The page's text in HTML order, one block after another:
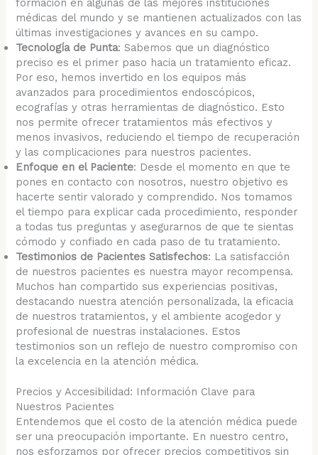
formación en algunas de las mejores instituciones
médicas del mundo y se mantienen actualizados con las
últimas investigaciones y avances en su campo.
Tecnología de Punta: Sabemos que un diagnóstico
preciso es el primer paso hacia un tratamiento eficaz.
Por eso, hemos invertido en los equipos más
avanzados para procedimientos endoscópicos,
ecografías y otras herramientas de diagnóstico. Esto
nos permite ofrecer tratamientos más efectivos y
menos invasivos, reduciendo el tiempo de recuperación
y las complicaciones para nuestros pacientes.
Enfoque en el Paciente: Desde el momento en que te
pones en contacto con nosotros, nuestro objetivo es
hacerte sentir valorado y comprendido. Nos tomamos
el tiempo para explicar cada procedimiento, responder
a todas tus preguntas y asegurarnos de que te sientas
cómodo y confiado en cada paso de tu tratamiento.
Testimonios de Pacientes Satisfechos: La satisfacción
de nuestros pacientes es nuestra mayor recompensa.
Muchos han compartido sus experiencias positivas,
destacando nuestra atención personalizada, la eficacia
de nuestros tratamientos, y el ambiente acogedor y
profesional de nuestras instalaciones. Estos
testimonios son un reflejo de nuestro compromiso con
la excelencia en la atención médica.
Precios y Accesibilidad: Información Clave para
Nuestros Pacientes
Entendemos que el costo de la atención médica puede
ser una preocupación importante. En nuestro centro,
nos esforzamos por ofrecer precios competitivos sin